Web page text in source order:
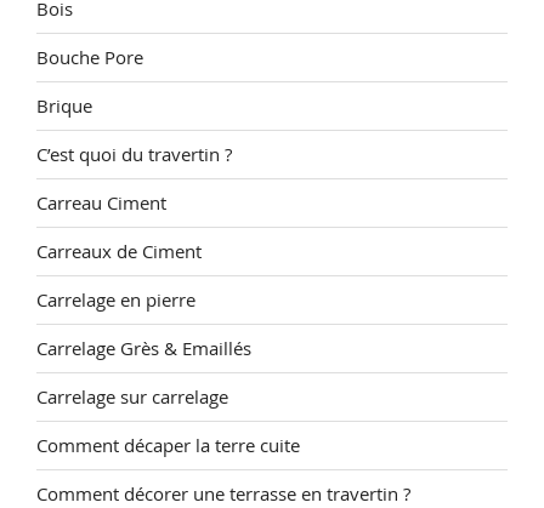
Bois
Bouche Pore
Brique
C’est quoi du travertin ?
Carreau Ciment
Carreaux de Ciment
Carrelage en pierre
Carrelage Grès & Emaillés
Carrelage sur carrelage
Comment décaper la terre cuite
Comment décorer une terrasse en travertin ?